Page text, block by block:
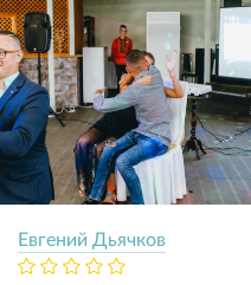
Евгений Дьячков